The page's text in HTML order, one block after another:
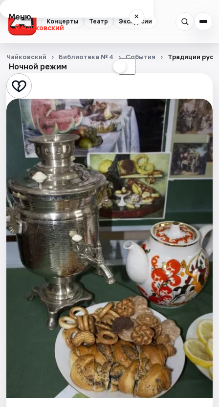
Концерты Театр Экскурсии
Меню ×
Чайковский
Концерты
Театр
Экскурсии
События
Города
Площадки
Артисты
Рейтинги
Ночной режим ☾
Чайковский Библиотека № 4 События Традиции